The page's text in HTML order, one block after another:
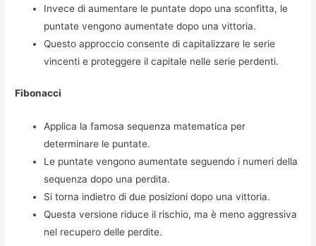
Invece di aumentare le puntate dopo una sconfitta, le
puntate vengono aumentate dopo una vittoria.
Questo approccio consente di capitalizzare le serie
vincenti e proteggere il capitale nelle serie perdenti.
Fibonacci
Applica la famosa sequenza matematica per
determinare le puntate.
Le puntate vengono aumentate seguendo i numeri della
sequenza dopo una perdita.
Si torna indietro di due posizioni dopo una vittoria.
Questa versione riduce il rischio, ma è meno aggressiva
nel recupero delle perdite.